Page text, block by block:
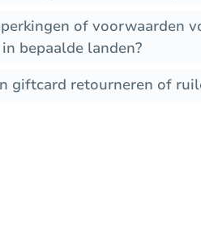
of voorwaarden
bepaalde landen?
giftcard retourneren of